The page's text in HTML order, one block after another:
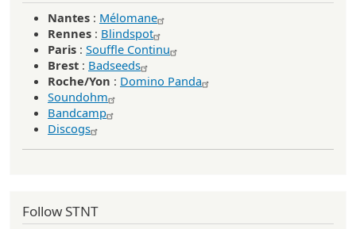
Nantes : Mélomane
Rennes : Blindspot
Paris : Souffle Continu
Brest : Badseeds
Roche/Yon : Domino Panda
Soundohm
Bandcamp
Discogs
Follow STNT